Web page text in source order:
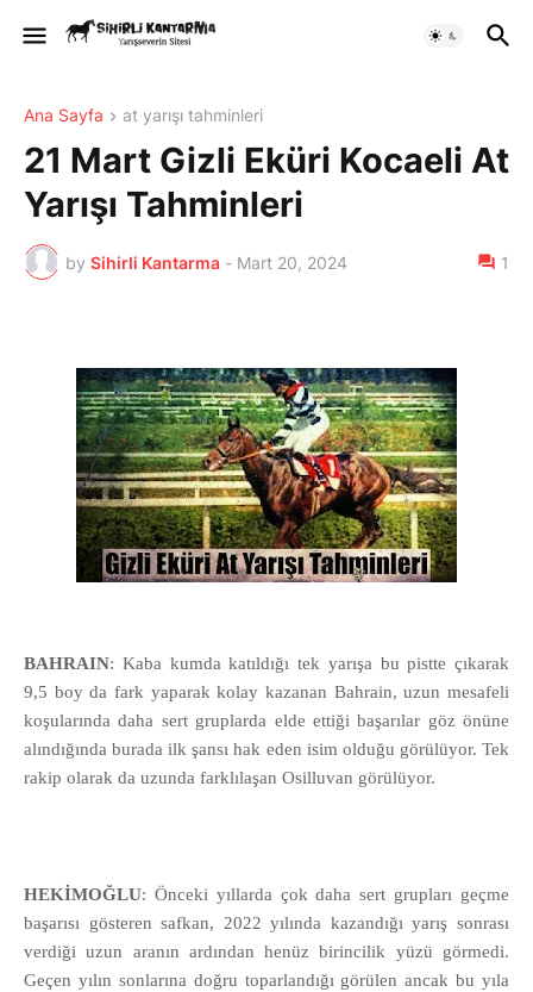
Ana Sayfa at yarışı tahminleri
21 Mart Gizli Eküri Kocaeli At
Yarışı Tahminleri
by Sihirli Kantarma - Mart 20, 2024 1
BAHRAIN: Kaba kumda katıldığı tek yarışa bu pistte çıkarak
9,5 boy da fark yaparak kolay kazanan Bahrain, uzun mesafeli
koşularında daha sert gruplarda elde ettiği başarılar göz önüne
alındığında burada ilk şansı hak eden isim olduğu görülüyor. Tek
rakip olarak da uzunda farklılaşan Osilluvan görülüyor.
HEKİMOĞLU: Önceki yıllarda çok daha sert grupları geçme
başarısı gösteren safkan, 2022 yılında kazandığı yarış sonrası
verdiği uzun aranın ardından henüz birincilik yüzü görmedi.
Geçen yılın sonlarına doğru toparlandığı görülen ancak bu yıla